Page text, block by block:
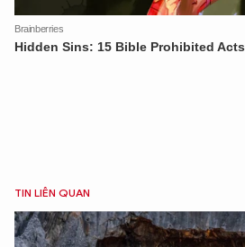
TIN LIÊN QUAN